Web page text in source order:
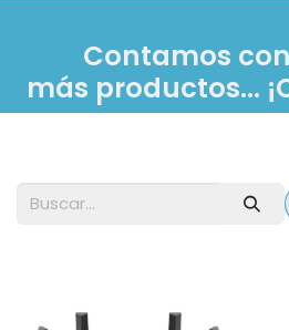
Contamos
más productos...